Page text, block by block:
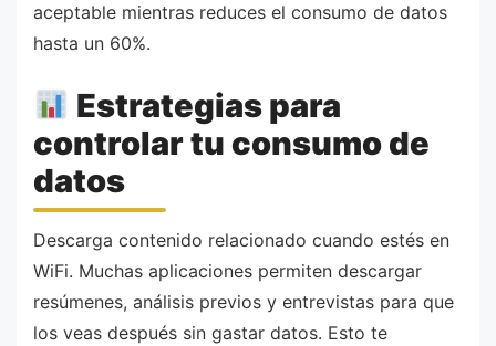
aceptable mientras reduces el consumo de datos
hasta un 60%.
Estrategias para
controlar tu consumo de
datos
Descarga contenido relacionado cuando estés en
WiFi. Muchas aplicaciones permiten descargar
resúmenes, análisis previos y entrevistas para que
los veas después sin gastar datos. Esto te